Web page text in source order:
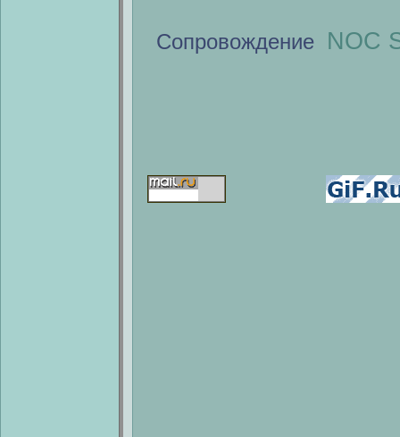
Сопровождение NOC